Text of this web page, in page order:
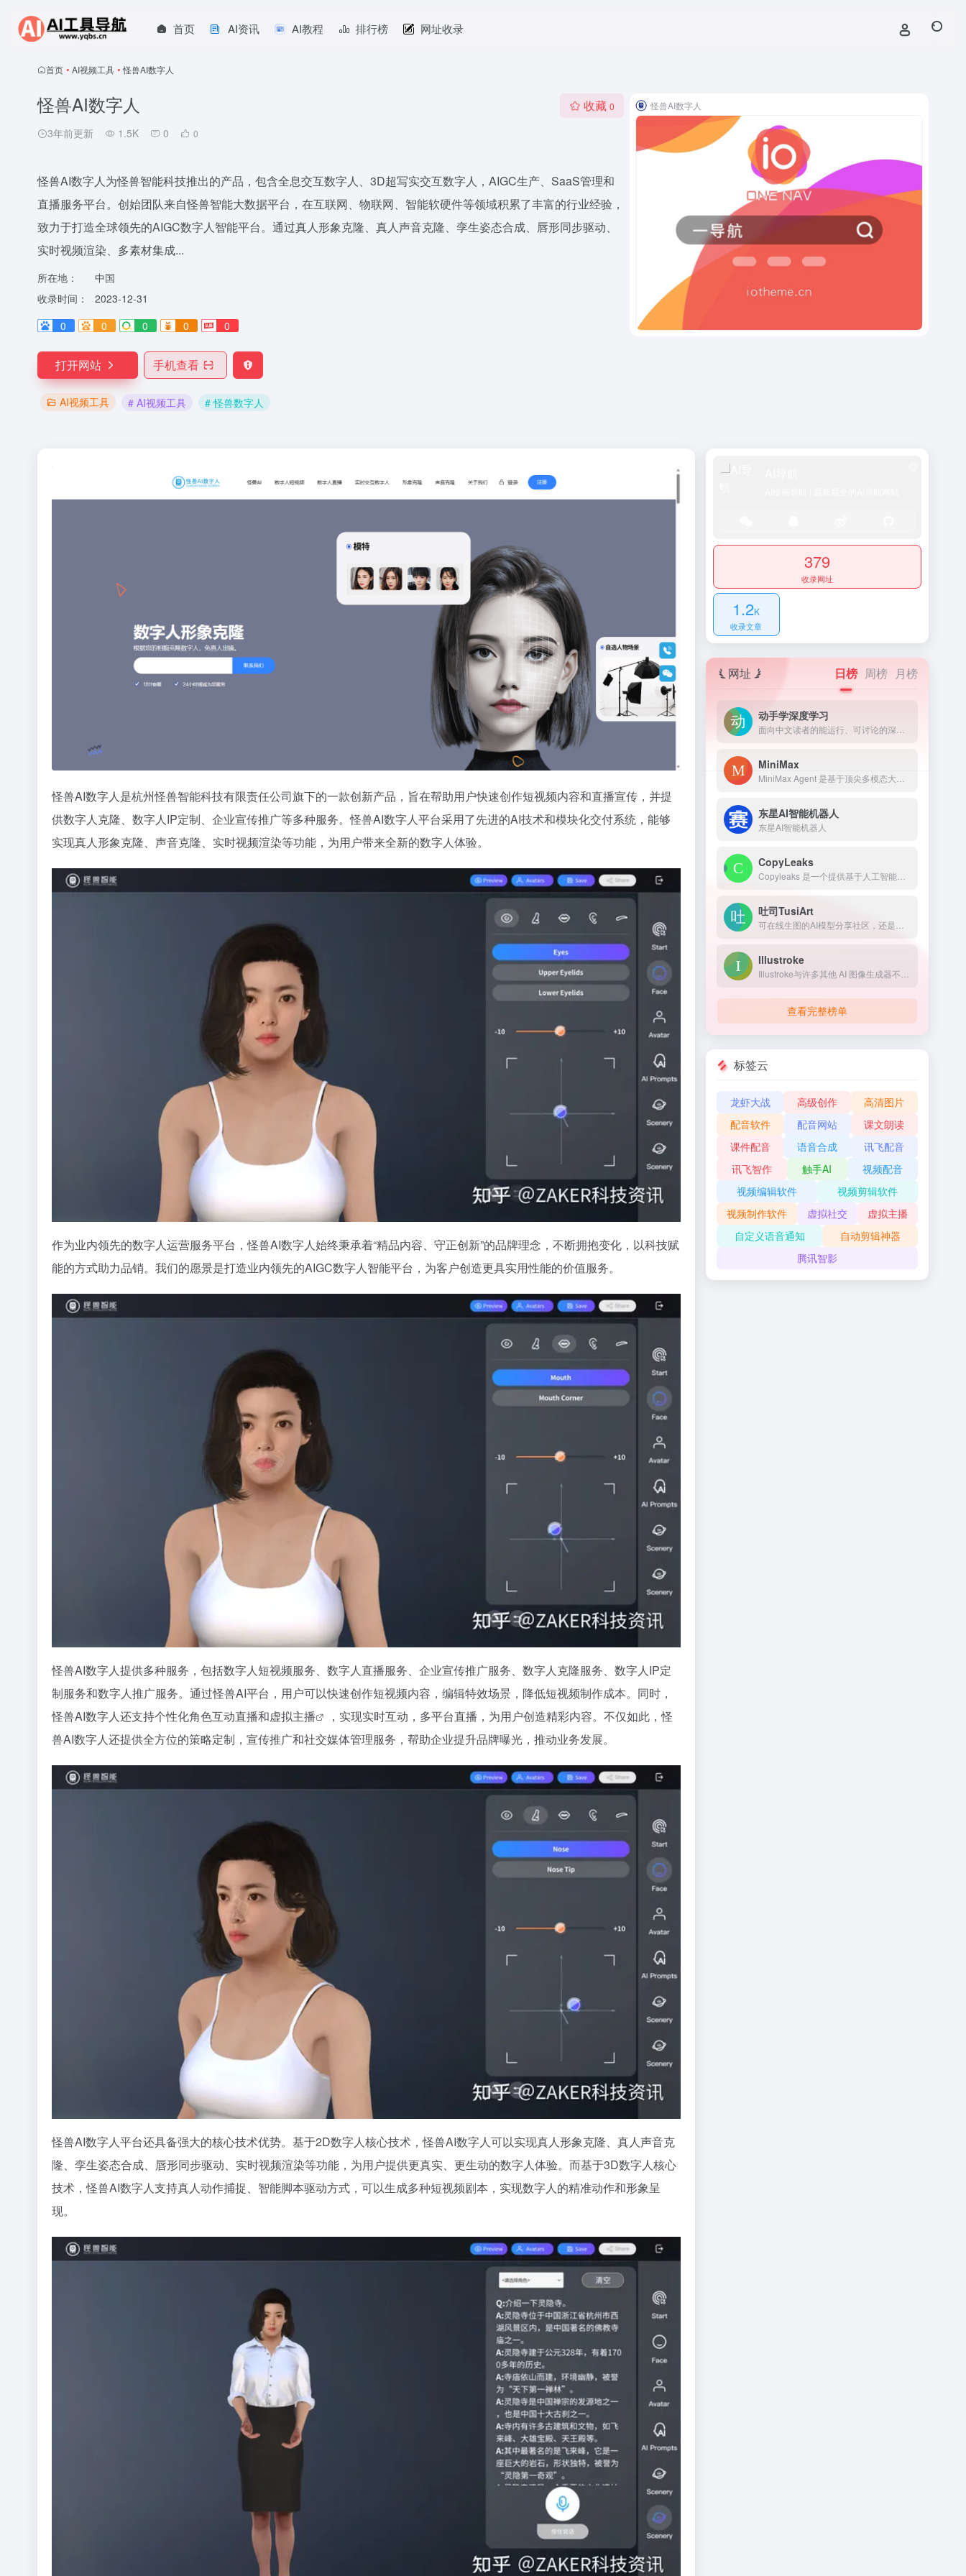
首页 AI资讯 AI教程 排行榜 网址收录
首页 • AI视频工具 • 怪兽AI数字人
怪兽AI数字人
3年前更新 1.5K 0 0
收藏 0
怪兽AI数字人为怪兽智能科技推出的产品，包含全息交互数字人、3D超写实交互数字人，AIGC生产、SaaS管理和
直播服务平台。创始团队来自怪兽智能大数据平台，在互联网、物联网、智能软硬件等领域积累了丰富的行业经验，
致力于打造全球领先的AIGC数字人智能平台。通过真人形象克隆、真人声音克隆、孪生姿态合成、唇形同步驱动、
实时视频渲染、多素材集成...
所在地：
中国
收录时间：
2023-12-31
0
0 0 0 0
打开网站 手机查看
AI视频工具 # AI视频工具 # 怪兽数字人
怪兽AI数字人
怪兽AI数字人是杭州怪兽智能科技有限责任公司旗下的一款创新产品，旨在帮助用户快速创作短视频内容和直播宣传，并提
供数字人克隆、数字人IP定制、企业宣传推广等多种服务。怪兽AI数字人平台采用了先进的AI技术和模块化交付系统，能够
实现真人形象克隆、声音克隆、实时视频渲染等功能，为用户带来全新的数字人体验。
作为业内领先的数字人运营服务平台，怪兽AI数字人始终秉承着“精品内容、守正创新”的品牌理念，不断拥抱变化，以科技赋
能的方式助力品销。我们的愿景是打造业内领先的AIGC数字人智能平台，为客户创造更具实用性能的价值服务。
怪兽AI数字人提供多种服务，包括数字人短视频服务、数字人直播服务、企业宣传推广服务、数字人克隆服务、数字人IP定
制服务和数字人推广服务。通过怪兽AI平台，用户可以快速创作短视频内容，编辑特效场景，降低短视频制作成本。同时，
怪兽AI数字人还支持个性化角色互动直播和虚拟主播
，实现实时互动，多平台直播，为用户创造精彩内容。不仅如此，怪
兽AI数字人还提供全方位的策略定制，宣传推广和社交媒体管理服务，帮助企业提升品牌曝光，推动业务发展。
怪兽AI数字人平台还具备强大的核心技术优势。基于2D数字人核心技术，怪兽AI数字人可以实现真人形象克隆、真人声音克
隆、孪生姿态合成、唇形同步驱动、实时视频渲染等功能，为用户提供更真实、更生动的数字人体验。而基于3D数字人核心
技术，怪兽AI数字人支持真人动作捕捉、智能脚本驱动方式，可以生成多种短视频剧本，实现数字人的精准动作和形象呈
现。
379
收录网址
1.2K
收录文章
网址 日榜 周榜 月榜
动手学深度学习
MiniMax
东星AI智能机器人
东星AI智能机器人
CopyLeaks
吐司TusiArt
Illustroke
查看完整榜单
标签云
龙虾大战 高级创作
高清图片
配音软件
配音网站
课文朗读
课件配音
语音合成
讯飞配音
讯飞智作
触手AI
视频配音
视频编辑软件
视频剪辑软件
视频制作软件
虚拟社交
虚拟主播
自定义语音通知
自动剪辑神器
腾讯智影